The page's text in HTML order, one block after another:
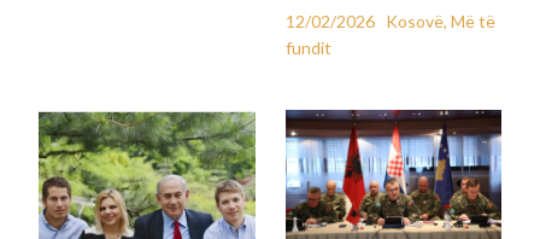
12/02/2026 Kosovë, Më të
fundit